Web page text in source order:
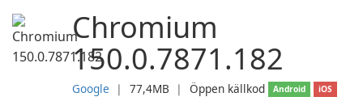
Chromium
150.0.7871.182
Google ❘ 77,4MB ❘ Öppen källkod Android
iOS